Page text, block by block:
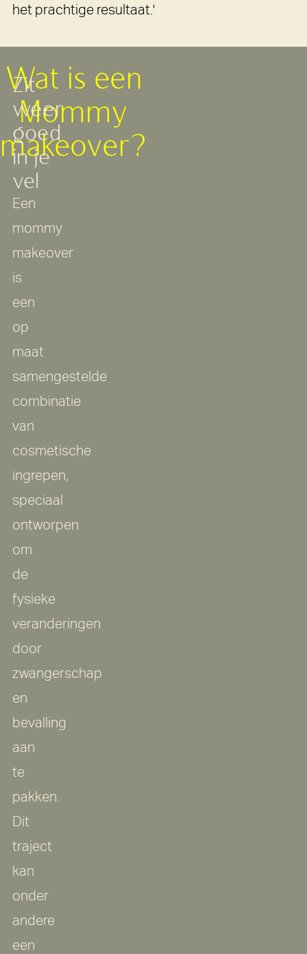
het prachtige resultaat.'
Wat is een
Mommy
makeover?
Zit
weer
goed
in je
vel
Een
mommy
makeover
is
een
op
maat
samengestelde
combinatie
van
cosmetische
ingrepen,
speciaal
ontworpen
om
de
fysieke
veranderingen
door
zwangerschap
en
bevalling
aan
te
pakken.
Dit
traject
kan
onder
andere
een